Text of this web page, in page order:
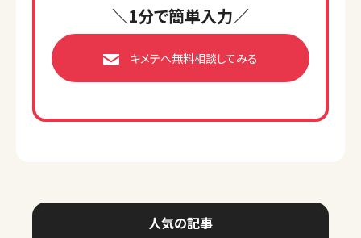
＼1分で簡単入力／
キメテへ無料相談してみる
人気の記事